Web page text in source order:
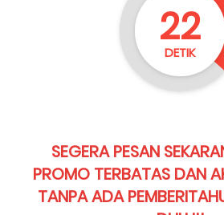
20
DETIK
SEGERA PESAN
PROMO TERBATAS DAN
TANPA ADA